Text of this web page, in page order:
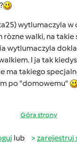
wytlumaczyla w
ròzne walki, na
wytlumaczyla
I ja tak
ma takiego
po "domowemu"
Góra strony
lub zarejestruj